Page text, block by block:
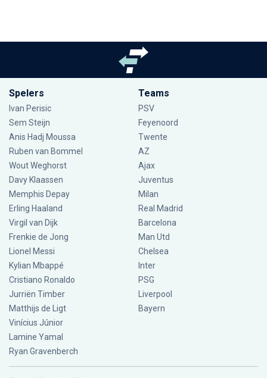
Spelers
Ivan Perisic
Sem Steijn
Anis Hadj Moussa
Ruben van Bommel
Wout Weghorst
Davy Klaassen
Memphis Depay
Erling Haaland
Virgil van Dijk
Frenkie de Jong
Lionel Messi
Kylian Mbappé
Cristiano Ronaldo
Jurriën Timber
Matthijs de Ligt
Vinícius Júnior
Lamine Yamal
Ryan Gravenberch
Teams
PSV
Feyenoord
Twente
AZ
Ajax
Juventus
Milan
Real Madrid
Barcelona
Man Utd
Chelsea
Inter
PSG
Liverpool
Bayern